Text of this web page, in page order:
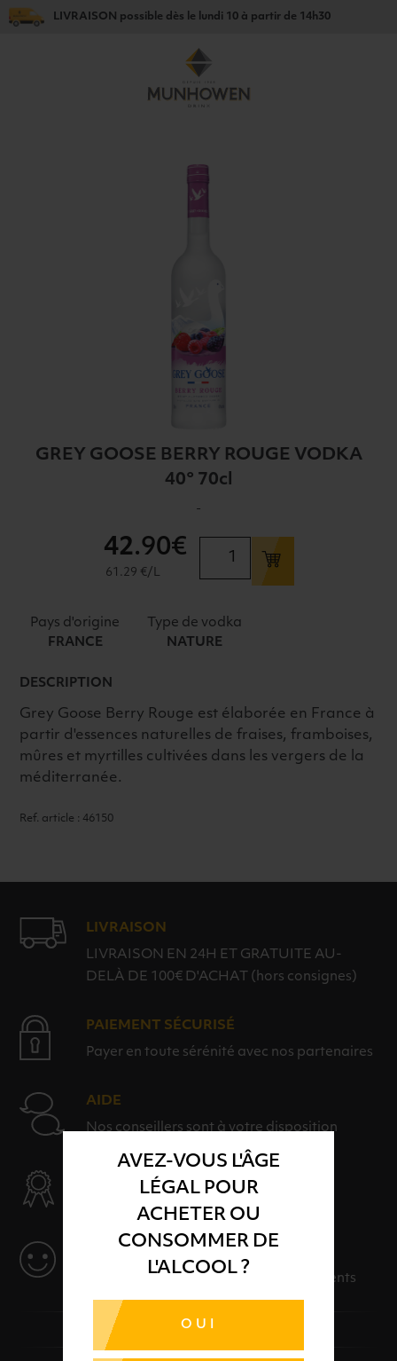
AVEZ-VOUS L'ÂGE
LÉGAL POUR
ACHETER OU
CONSOMMER DE
L'ALCOOL ?
OUI
LIVRAISON possible dès le lundi 10 à partir de 14h30
GREY GOOSE BERRY ROUGE VODKA
40° 70cl
-
70cl
42.90€
61.29 €/L
Pays d'origine
FRANCE
Type de vodka
NATURE
DESCRIPTION
Grey Goose Berry Rouge est élaborée en France à
partir d'essences naturelles de fraises, framboises,
mûres et myrtilles cultivées dans les vergers de la
méditerranée.
Ref. article : 46150
LIVRAISON
LIVRAISON EN 24H ET GRATUITE AU-
DELÀ DE 100€ D'ACHAT (hors consignes)
PAIEMENT SÉCURISÉ
Payer en toute sérénité avec nos partenaires
AIDE
Nos conseillers sont à votre disposition
SÉLECTION & QUALITÉ
Des solutions adaptées à vos événements